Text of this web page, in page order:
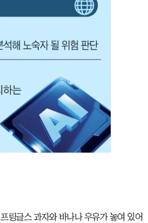
링글스 과자와 바나나 우유가 놓여 있어